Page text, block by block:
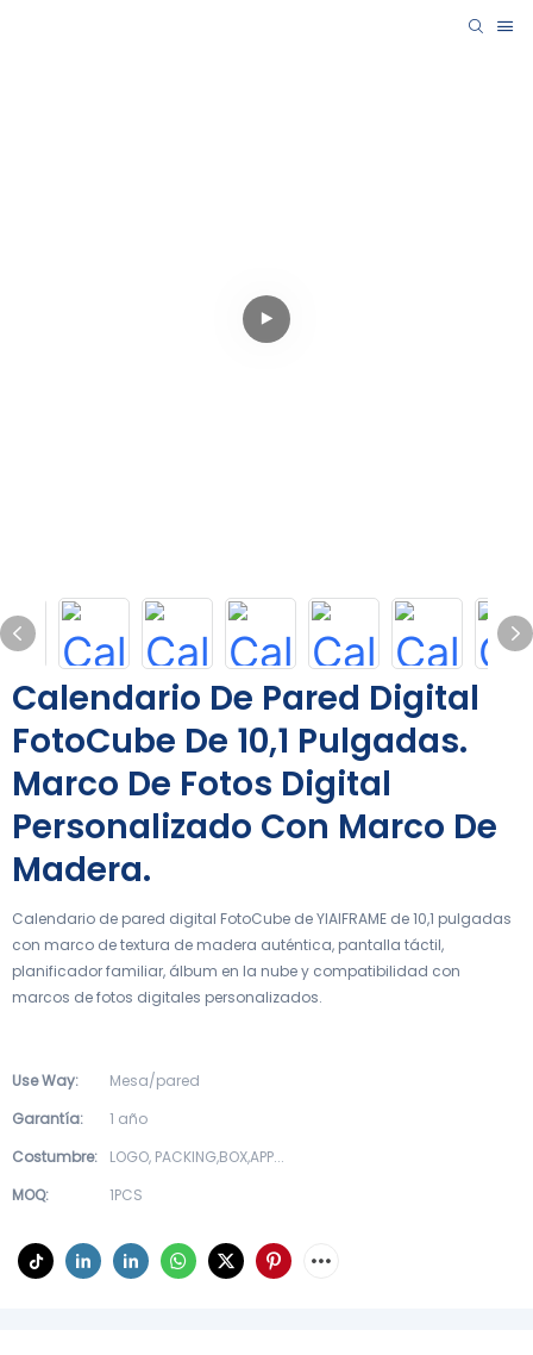
Calendario De Pared Digital
FotoCube De 10,1 Pulgadas.
Marco De Fotos Digital
Personalizado Con Marco De
Madera.
Calendario de pared digital FotoCube de YIAIFRAME de 10,1 pulgadas
con marco de textura de madera auténtica, pantalla táctil,
planificador familiar, álbum en la nube y compatibilidad con
marcos de fotos digitales personalizados.
Use Way:
Mesa/pared
Garantía:
1 año
Costumbre:
LOGO, PACKING,BOX,APP...
MOQ:
1PCS